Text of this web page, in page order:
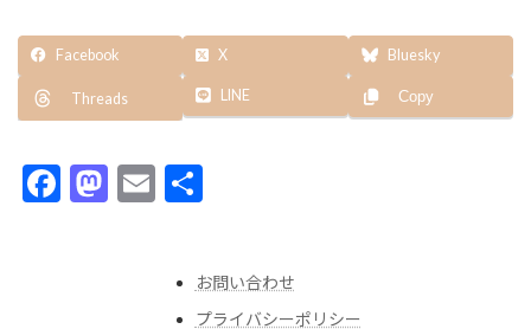
Facebook X Bluesky
Threads LINE Copy
F
M E
お問い合わせ
プライバシーポリシー